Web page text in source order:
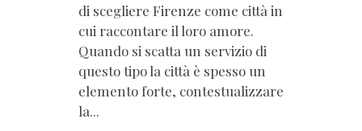
di scegliere Firenze come città in
cui raccontare il loro amore.
Quando si scatta un servizio di
questo tipo la città è spesso un
elemento forte, contestualizzare
la...